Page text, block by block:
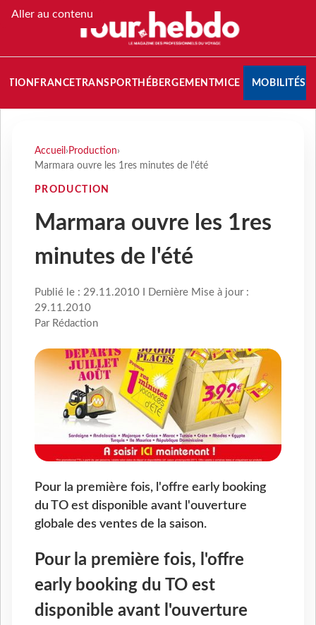
Aller au contenu
FRANCETRANSPORT HÉBERGEMENTMICE MOBILITÉS
Accueil › Production›
Marmara ouvre les 1res minutes de l'été
PRODUCTION
Marmara ouvre les 1res
minutes de l'été
Publié le : 29.11.2010 I Dernière Mise à jour :
29.11.2010
Par Rédaction
Pour la première fois, l'offre early booking
du TO est disponible avant l'ouverture
globale des ventes de la saison.
Pour la première fois, l'offre
early booking du TO est
disponible avant l'ouverture